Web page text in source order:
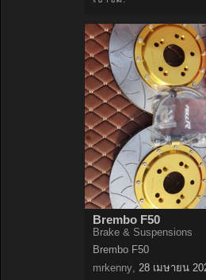
Brembo F50
Brake & Suspensions
Brembo F50
mrkenny 28 เมษายน